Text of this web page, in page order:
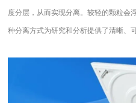
度分层，从而实现分离。较轻的颗粒会
种分离方式为研究和分析提供了清晰、